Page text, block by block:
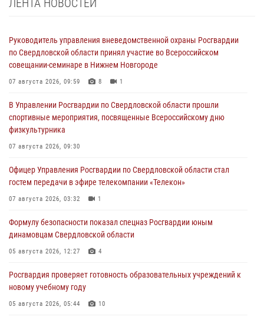
Руководитель управления вневедомственной охраны Росгвардии
по Свердловской области принял участие во Всероссийском
совещании-семинаре в Нижнем Новгороде
07 августа 2026, 09:59 8 1
В Управлении Росгвардии по Свердловской области прошли
спортивные мероприятия, посвященные Всероссийскому дню
физкультурника
07 августа 2026, 09:30
Офицер Управления Росгвардии по Свердловской области стал
гостем передачи в эфире телекомпании «Телекон»
07 августа 2026, 03:32 1
Формулу безопасности показал спецназ Росгвардии юным
динамовцам Свердловской области
05 августа 2026, 12:27 4
Росгвардия проверяет готовность образовательных учреждений к
новому учебному году
05 августа 2026, 05:44 10